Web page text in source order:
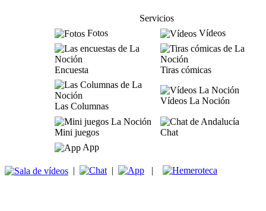
Servicios
Fotos
Vídeos
Encuesta Tiras cómicas
Las Columnas
Vídeos La Noción
Mini juegos
Chat
App
| | |